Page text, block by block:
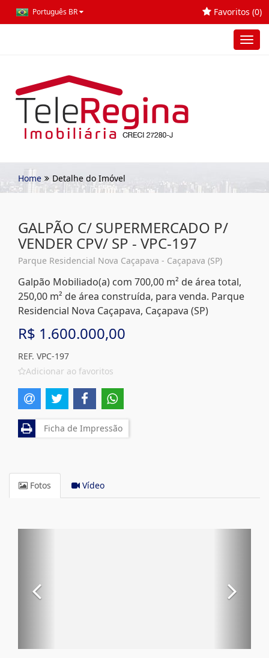
Português BR Favoritos (0)
Home Detalhe do Imóvel
GALPÃO C/ SUPERMERCADO P/
VENDER CPV/ SP - VPC-197
Parque Residencial Nova Caçapava - Caçapava (SP)
Galpão Mobiliado(a) com 700,00 m² de área total,
250,00 m² de área construída, para venda. Parque
Residencial Nova Caçapava, Caçapava (SP)
R$ 1.600.000,00
REF. VPC-197
Adicionar ao favoritos
Ficha de Impressão
Fotos Vídeo